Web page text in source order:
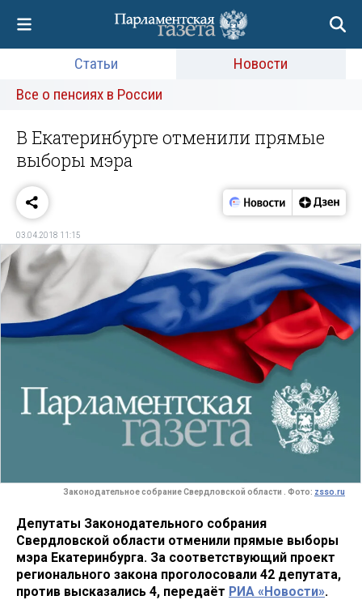
Статьи
Новости
Все о пенсиях в России
В Екатеринбурге отменили прямые
выборы мэра
03.04.2018 11:15
Законодательное собрание Свердловской области . Фото: zsso.ru
Депутаты Законодательного собрания
Свердловской области отменили прямые выборы
мэра Екатеринбурга. За соответствующий проект
регионального закона проголосовали 42 депутата,
против высказались 4, передаёт РИА «Новости».